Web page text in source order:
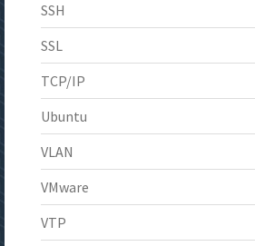
SSH
SSL
TCP/IP
Ubuntu
VLAN
VMware
VTP